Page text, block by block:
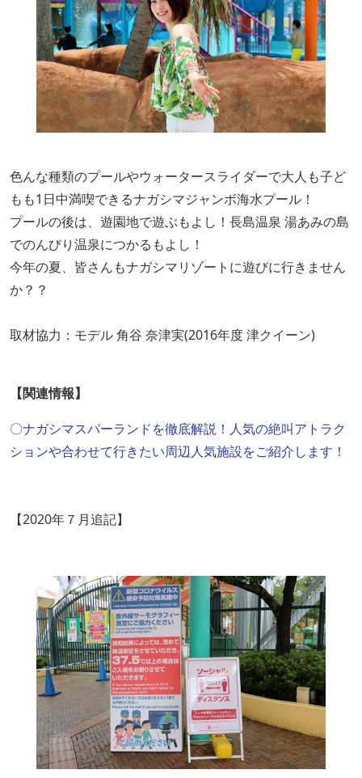
色んな種類のプールやウォータースライダーで大人も子ど
もも1日中満喫できるナガシマジャンボ海水プール！
プールの後は、遊園地で遊ぶもよし！長島温泉 湯あみの島
でのんびり温泉につかるもよし！
今年の夏、皆さんもナガシマリゾートに遊びに行きません
か？？
取材協力：モデル 角谷 奈津実(2016年度 津クイーン)
【関連情報】
〇ナガシマスパーランドを徹底解説！人気の絶叫アトラク
ションや合わせて行きたい周辺人気施設をご紹介します！
【2020年７月追記】